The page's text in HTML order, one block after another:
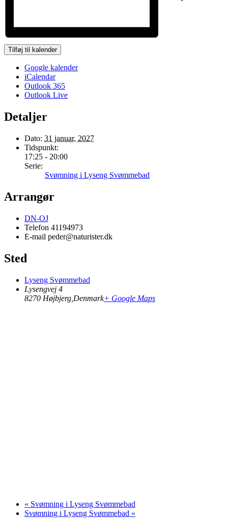
Tilføj til kalender
Google kalender
iCalendar
Outlook 365
Outlook Live
Detaljer
Dato: 31 januar, 2027
Tidspunkt:
17:25 - 20:00
Serie:
Svømning i Lyseng Svømmebad
Arrangør
DN-OJ
Telefon 41194973
E-mail peder@naturister.dk
Sted
Lyseng Svømmebad
Lysengvej 4
8270 Højbjerg Denmark+ Google Maps
« Svømning i Lyseng Svømmebad
Svømning i Lyseng Svømmebad »